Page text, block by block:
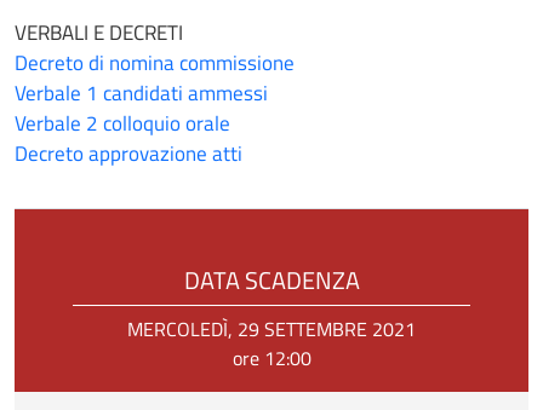
VERBALI E DECRETI
Decreto di nomina commissione
Verbale 1 candidati ammessi
Verbale 2 colloquio orale
Decreto approvazione atti
DATA SCADENZA
MERCOLEDÌ, 29 SETTEMBRE 2021
ore 12:00